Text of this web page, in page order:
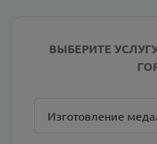
ВЫБЕРИТЕ
Изготовление